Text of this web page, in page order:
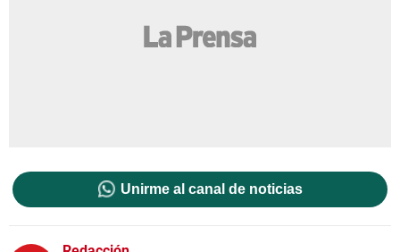
Unirme al canal de noticias